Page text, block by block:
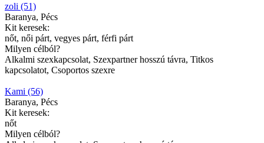
zoli (51)
Baranya, Pécs
Kit keresek:
nőt, női párt, vegyes párt, férfi párt
Milyen célból?
Alkalmi szexkapcsolat, Szexpartner hosszú távra, Titkos
kapcsolatot, Csoportos szexre
Kami (56)
Baranya, Pécs
Kit keresek:
nőt
Milyen célból?